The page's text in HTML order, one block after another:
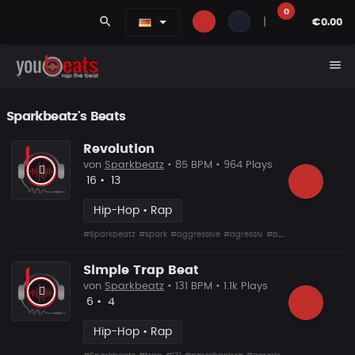
search
0
€0.00
menu
Sparkbeatz'sBeats
Revolution
von Sparkbeatz • 85 BPM • 964 Plays
Likes
16 • Vorgeschlagen
13
Hip-Hop • Rap
#Sparkbeatz #spark #aggressive #agressiv #beatz
Simple Trap Beat
von Sparkbeatz • 131 BPM • 1.1k Plays
Likes
6 • Vorgeschlagen
4
Hip-Hop • Rap